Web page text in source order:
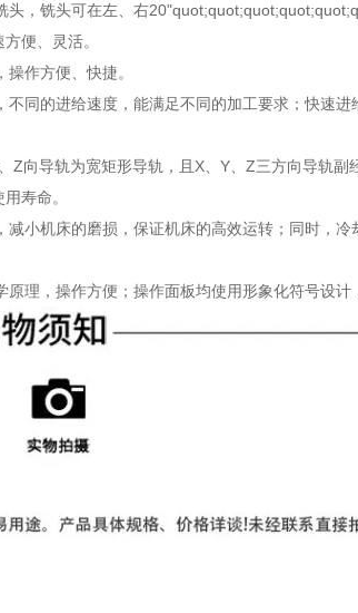
，铣头可在左、右
便、灵活。
作方便、快捷。
同的进给速度，能满足不同的加工要求；快速进
向导轨为宽矩形导轨，且X、Y、Z三方向导轨副
寿命。
小机床的磨损，保证机床的高效运转；同时，冷
理，操作方便；操作面板均使用形象化符号设计